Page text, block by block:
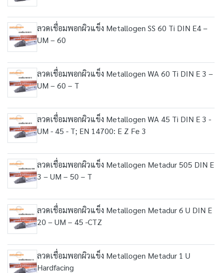
ลวดเชื่อมพอกผิวแข็ง Metallogen SS 60 Ti DIN E4 –
UM – 60
ลวดเชื่อมพอกผิวแข็ง Metallogen WA 60 Ti DIN E 3 –
UM – 60 – T
ลวดเชื่อมพอกผิวแข็ง Metallogen WA 45 Ti DIN E 3 -
UM - 45 - T; EN 14700: E Z Fe 3
ลวดเชื่อมพอกผิวแข็ง Metallogen Metadur 505 DIN E
3 – UM – 50 – T
ลวดเชื่อมพอกผิวแข็ง Metallogen Metadur 6 U DIN E
20 – UM – 45 -CTZ
ลวดเชื่อมพอกผิวแข็ง Metallogen Metadur 1 U
Hardfacing